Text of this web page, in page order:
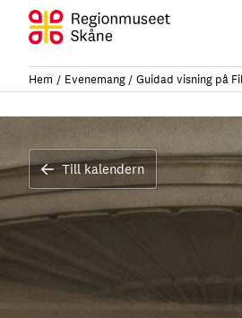
Hoppa
innehåll
Hem Evenemang Guidad visning på
Till kalendern